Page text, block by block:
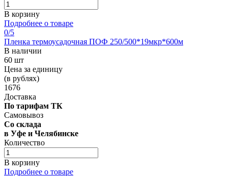
В корзину
Подробнее о товаре
0/5
Пленка термоусадочная ПОФ 250/500*19мкр*600м
В наличии
60 шт
Цена за единицу
(в рублях)
1676
Доставка
По тарифам ТК
Самовывоз
Со склада
в Уфе и Челябинске
Количество
В корзину
Подробнее о товаре